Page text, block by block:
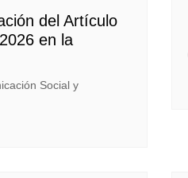
del Artículo
en la
Social y